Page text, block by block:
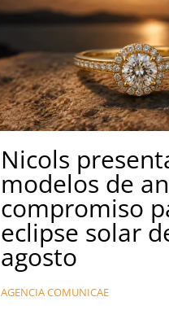
Nicols
modelos de
compromiso
eclipse solar
agosto
AGENCIA COMUNICAE